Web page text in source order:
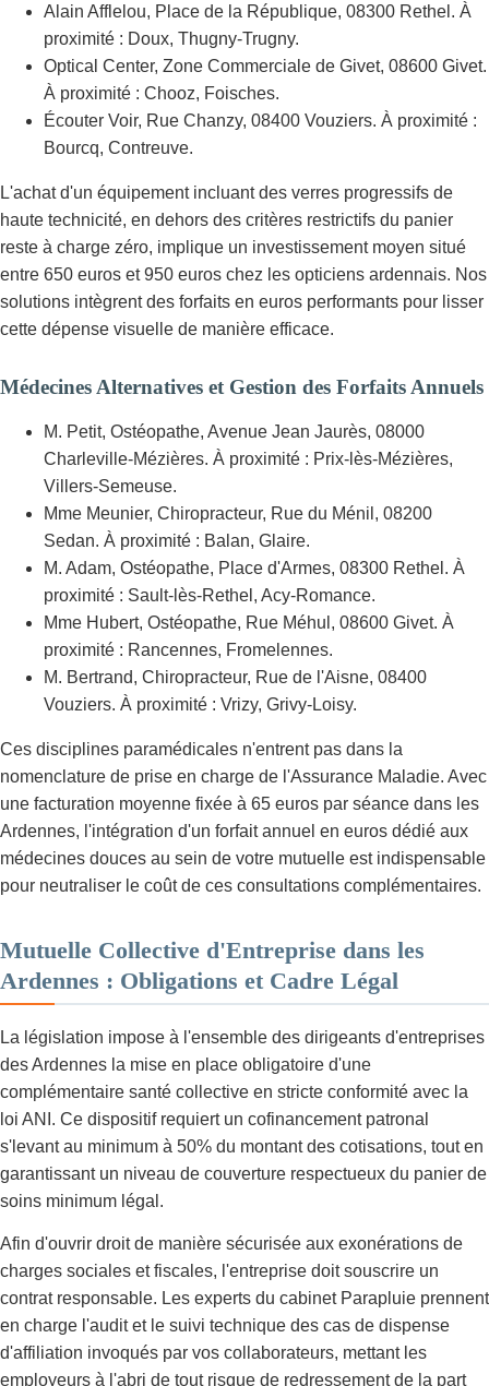
Alain Afflelou, Place de la République, 08300 Rethel. À
proximité : Doux, Thugny-Trugny.
Optical Center, Zone Commerciale de Givet, 08600 Givet.
À proximité : Chooz, Foisches.
Écouter Voir, Rue Chanzy, 08400 Vouziers. À proximité :
Bourcq, Contreuve.
L'achat d'un équipement incluant des verres progressifs de
haute technicité, en dehors des critères restrictifs du panier
reste à charge zéro, implique un investissement moyen situé
entre 650 euros et 950 euros chez les opticiens ardennais. Nos
solutions intègrent des forfaits en euros performants pour lisser
cette dépense visuelle de manière efficace.
Médecines Alternatives et Gestion des Forfaits Annuels
M. Petit, Ostéopathe, Avenue Jean Jaurès, 08000
Charleville-Mézières. À proximité : Prix-lès-Mézières,
Villers-Semeuse.
Mme Meunier, Chiropracteur, Rue du Ménil, 08200
Sedan. À proximité : Balan, Glaire.
M. Adam, Ostéopathe, Place d'Armes, 08300 Rethel. À
proximité : Sault-lès-Rethel, Acy-Romance.
Mme Hubert, Ostéopathe, Rue Méhul, 08600 Givet. À
proximité : Rancennes, Fromelennes.
M. Bertrand, Chiropracteur, Rue de l'Aisne, 08400
Vouziers. À proximité : Vrizy, Grivy-Loisy.
Ces disciplines paramédicales n'entrent pas dans la
nomenclature de prise en charge de l'Assurance Maladie. Avec
une facturation moyenne fixée à 65 euros par séance dans les
Ardennes, l'intégration d'un forfait annuel en euros dédié aux
médecines douces au sein de votre mutuelle est indispensable
pour neutraliser le coût de ces consultations complémentaires.
Mutuelle Collective d'Entreprise dans les
Ardennes : Obligations et Cadre Légal
La législation impose à l'ensemble des dirigeants d'entreprises
des Ardennes la mise en place obligatoire d'une
complémentaire santé collective en stricte conformité avec la
loi ANI. Ce dispositif requiert un cofinancement patronal
s'levant au minimum à 50% du montant des cotisations, tout en
garantissant un niveau de couverture respectueux du panier de
soins minimum légal.
Afin d'ouvrir droit de manière sécurisée aux exonérations de
charges sociales et fiscales, l'entreprise doit souscrire un
contrat responsable. Les experts du cabinet Parapluie prennent
en charge l'audit et le suivi technique des cas de dispense
d'affiliation invoqués par vos collaborateurs, mettant les
employeurs à l'abri de tout risque de redressement de la part